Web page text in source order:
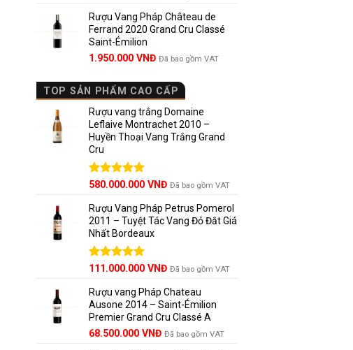
là:
1.850.000 VNĐ.
tại
là:
Rượu Vang Pháp Château de
Ferrand 2020 Grand Cru Classé
Saint-Émilion
Giá
là:
2.800.000 VNĐ.
1.950.000 VNĐGiá
tại
là:
1.950.000 VNĐ.
Đã bao gồm VAT
TOP SẢN PHẨM CAO CẤP
Rượu vang trắng Domaine
Leflaive Montrachet 2010 –
Huyền Thoại Vang Trắng Grand
Cru
Được xếp
5 sao
580.000.000 VNĐ Đã bao gồm VAT
Rượu Vang Pháp Petrus Pomerol
2011 – Tuyệt Tác Vang Đỏ Đắt Giá
Nhất Bordeaux
Được xếp
5 sao
Giá
là:
125.000.000 VNĐ.
111.000.000 VNĐGiá
tại
là:
111.000.000 VNĐ.
Đã bao gồm VAT
Rượu vang Pháp Chateau
Ausone 2014 – Saint-Émilion
Premier Grand Cru Classé A
68.500.000 VNĐ Đã bao gồm VAT